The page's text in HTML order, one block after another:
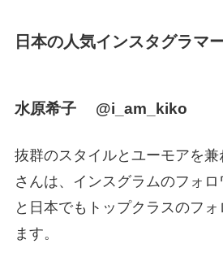
日本の人気インスタグラマ
水原希子 @i_am_kiko
抜群のスタイルとユーモアを
さんは、インスグラムのフォロ
と日本でもトップクラスのフ
ます。